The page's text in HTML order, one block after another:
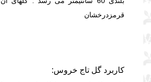
قرمزدرخشان
کاربرد گل تاج خروس: